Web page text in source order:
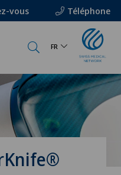
vous Téléphone
FR